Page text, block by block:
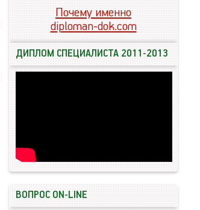
Почему именно
diploman-dok.com
ДИПЛОМ СПЕЦИАЛИСТА 2011-2013
ВОПРОС ON-LINE